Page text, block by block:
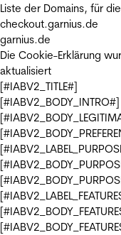
Liste der Domains, für
checkout.garnius.de
garnius.de
Die Cookie-Erklärung
aktualisiert
[#IABV2_TITLE#]
[#IABV2_BODY_INTRO#]